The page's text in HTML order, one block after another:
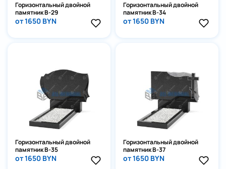
Горизонтальный двойной
памятник В-29
от 1650 BYN
Горизонтальный двойной
памятник В-34
от 1650 BYN
Горизонтальный двойной
памятник В-35
от 1650 BYN
Горизонтальный двойной
памятник В-37
от 1650 BYN